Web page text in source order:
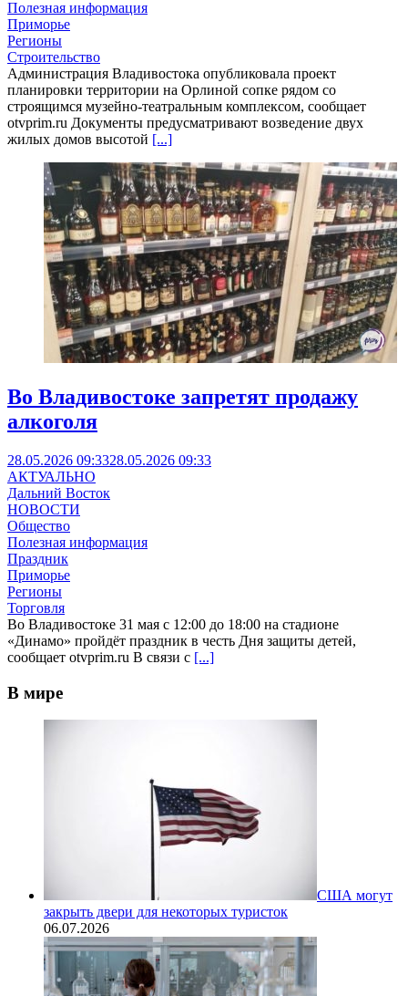
Полезная информация
Приморье
Регионы
Строительство
Администрация Владивостока опубликовала проект
планировки территории на Орлиной сопке рядом со
строящимся музейно-театральным комплексом, сообщает
otvprim.ru Документы предусматривают возведение двух
жилых домов высотой [...]
Во Владивостоке запретят продажу
алкоголя
28.05.2026 09:3328.05.2026 09:33
АКТУАЛЬНО
Дальний Восток
НОВОСТИ
Общество
Полезная информация
Праздник
Приморье
Регионы
Торговля
Во Владивостоке 31 мая с 12:00 до 18:00 на стадионе
«Динамо» пройдёт праздник в честь Дня защиты детей,
сообщает otvprim.ru В связи с [...]
В мире
США могут
закрыть двери для некоторых туристок
06.07.2026